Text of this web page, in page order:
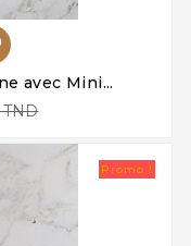
avec Mini...
Promo !